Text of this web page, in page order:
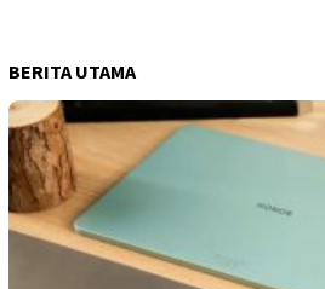
BERITA UTAMA